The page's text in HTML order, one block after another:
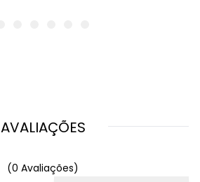
AVALIAÇÕES
(0 Avaliações)